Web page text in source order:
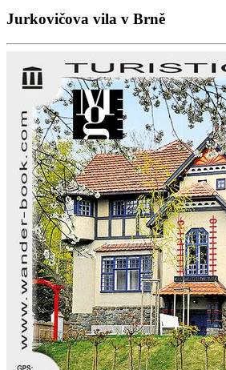
Jurkovičova vila v Brně